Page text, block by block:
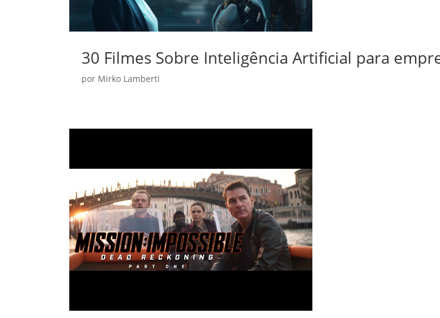
30 Filmes Sobre Inteligência Artificial para
por Mirko Lamberti